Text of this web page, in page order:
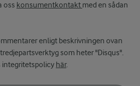
oss konsumentkontakt med en sådan
enligt beskrivningen ovan
som heter "Disqus".
integritetspolicy här.